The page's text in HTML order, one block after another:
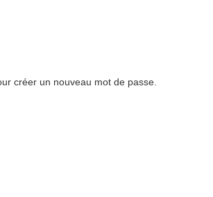
créer un nouveau mot de passe.